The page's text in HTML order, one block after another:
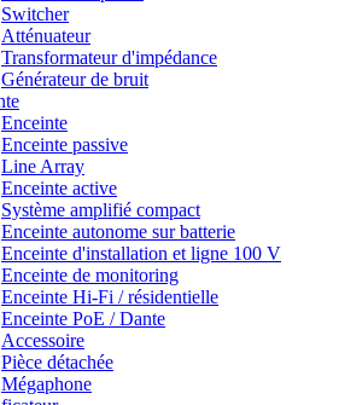
Switcher
Atténuateur
Transformateur d'impédance
Générateur de bruit
Enceinte
Enceinte passive
Line Array
Enceinte active
Système amplifié compact
Enceinte autonome sur batterie
Enceinte d'installation et ligne 100 V
Enceinte de monitoring
Enceinte Hi-Fi / résidentielle
Enceinte PoE / Dante
Accessoire
Pièce détachée
Mégaphone